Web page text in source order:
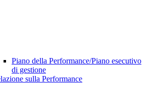
Piano della Performance/Piano esecutivo
di gestione
sulla Performance